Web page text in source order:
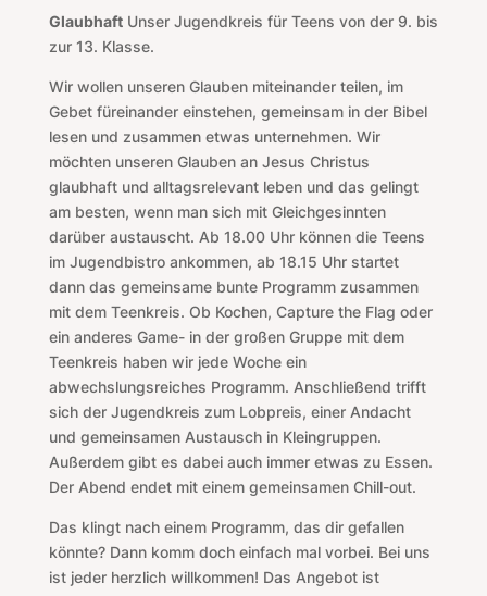
GlaubhaftUnser Jugendkreis für Teens von der 9. bis
zur 13. Klasse.
Wir wollen unseren Glauben miteinander teilen, im
Gebet füreinander einstehen, gemeinsam in der Bibel
lesen und zusammen etwas unternehmen. Wir
möchten unseren Glauben an Jesus Christus
glaubhaft und alltagsrelevant leben und das gelingt
am besten, wenn man sich mit Gleichgesinnten
darüber austauscht. Ab 18.00 Uhr können die Teens
im Jugendbistro ankommen, ab 18.15 Uhr startet
dann das gemeinsame bunte Programm zusammen
mit dem Teenkreis. Ob Kochen, Capture the Flag oder
ein anderes Game- in der großen Gruppe mit dem
Teenkreis haben wir jede Woche ein
abwechslungsreiches Programm. Anschließend trifft
sich der Jugendkreis zum Lobpreis, einer Andacht
und gemeinsamen Austausch in Kleingruppen.
Außerdem gibt es dabei auch immer etwas zu Essen.
Der Abend endet mit einem gemeinsamen Chill-out.
Das klingt nach einem Programm, das dir gefallen
könnte? Dann komm doch einfach mal vorbei. Bei uns
ist jeder herzlich willkommen! Das Angebot ist